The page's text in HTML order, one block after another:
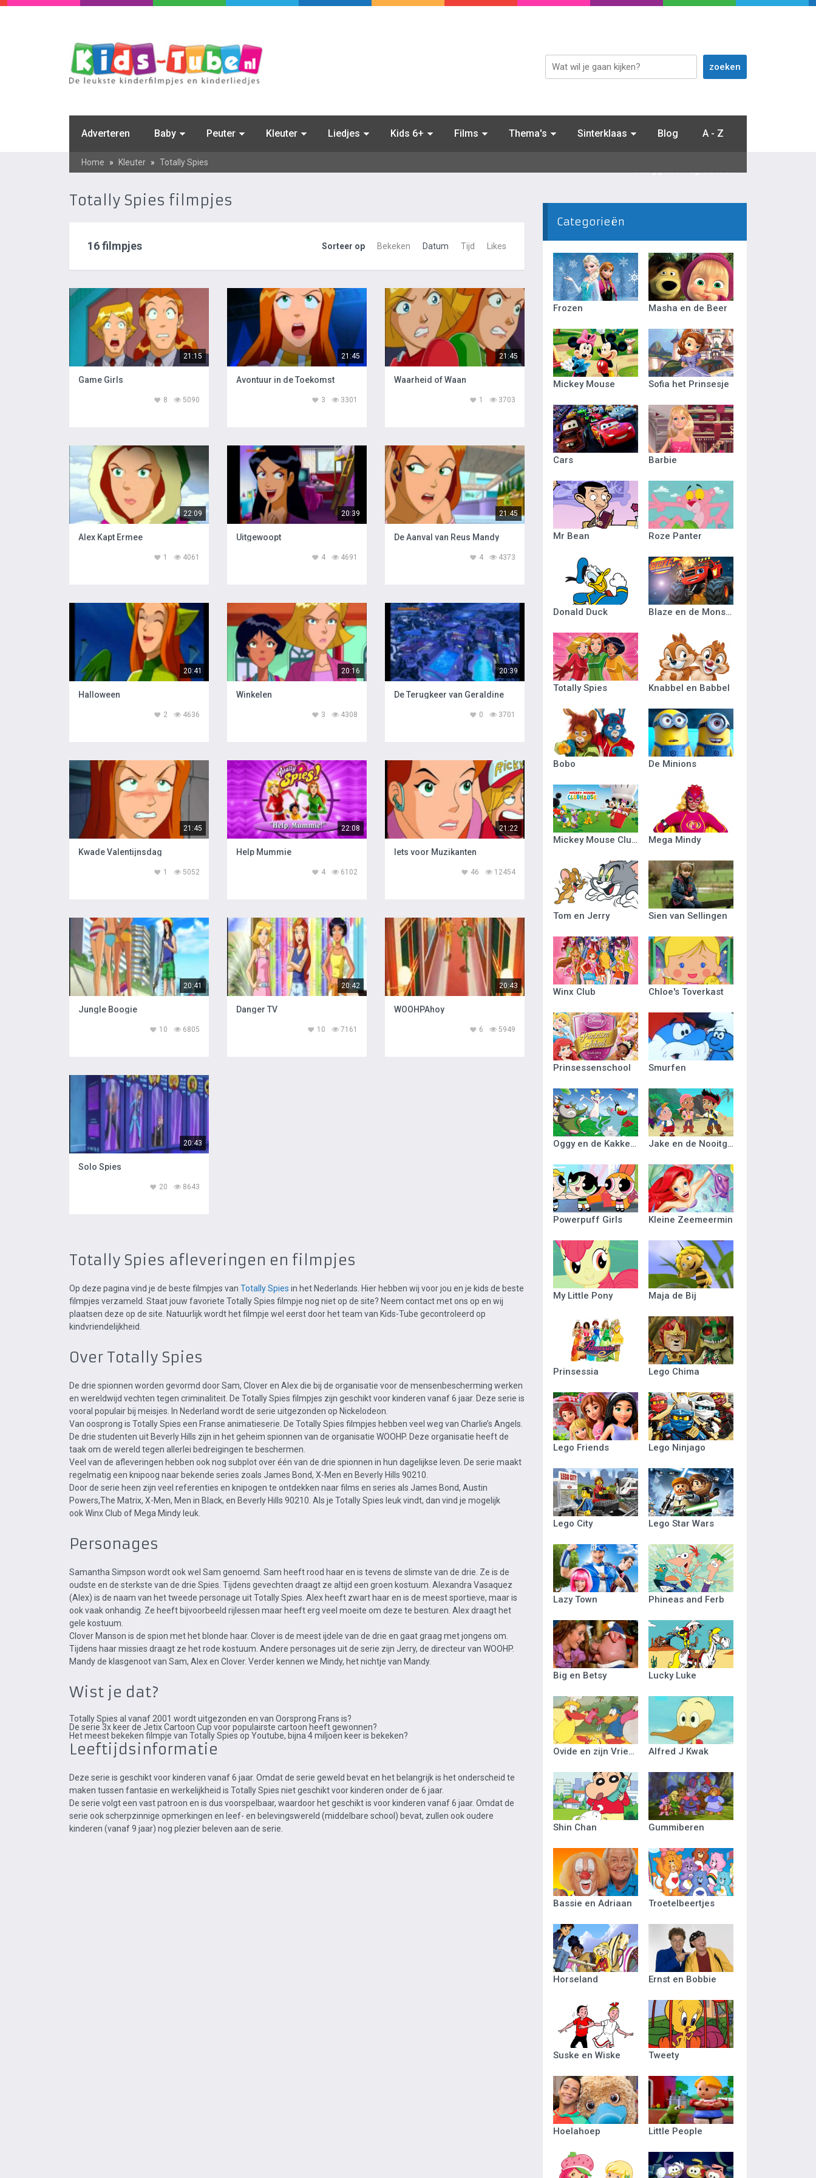
Adverteren Baby Peuter Kleuter Liedjes Kids 6+ Films Thema's Sinterklaas Blog A - Z
Inloggen / Registreren
Home » Kleuter » Totally Spies
Totally Spies filmpjes
16 filmpjes Sorteer op Bekeken Datum Tijd Likes
21:15
Game Girls
5090
8
21:45
Avontuur in de Toekomst
3301
3
21:45
Waarheid of Waan
3703
1
22:09
Alex Kapt Ermee
4061
1
20:39
Uitgewoopt
4691
4
21:45
De Aanval van Reus Mandy
4373
4
20:41
Halloween
4636
2
20:16
Winkelen
4308
3
20:39
De Terugkeer van Geraldine
3701
0
21:45
Kwade Valentijnsdag
5052
1
22:08
Help Mummie
6102
4
21:22
Iets voor Muzikanten
12454
46
20:41
Jungle Boogie
6805
10
20:42
Danger TV
7161
10
20:43
WOOHPAhoy
5949
6
20:43
Solo Spies
8643
20
Totally Spies afleveringen en filmpjes
Op deze pagina vind je de beste filmpjes van Totally Spies in het Nederlands. Hier hebben wij voor jou en je kids de beste
filmpjes verzameld. Staat jouw favoriete Totally Spies filmpje nog niet op de site? Neem contact met ons op en wij
plaatsen deze op de site. Natuurlijk wordt het filmpje wel eerst door het team van Kids-Tube gecontroleerd op
kindvriendelijkheid.
Over Totally Spies
De drie spionnen worden gevormd door Sam, Clover en Alex die bij de organisatie voor de mensenbescherming werken
en wereldwijd vechten tegen criminaliteit. De Totally Spies filmpjes zijn geschikt voor kinderen vanaf 6 jaar. Deze serie is
vooral populair bij meisjes. In Nederland wordt de serie uitgezonden op Nickelodeon.
Van oosprong is Totally Spies een Franse animatieserie. De Totally Spies filmpjes hebben veel weg van Charlie’s Angels.
De drie studenten uit Beverly Hills zijn in het geheim spionnen van de organisatie WOOHP. Deze organisatie heeft de
taak om de wereld tegen allerlei bedreigingen te beschermen.
Veel van de afleveringen hebben ook nog subplot over één van de drie spionnen in hun dagelijkse leven. De serie maakt
regelmatig een knipoog naar bekende series zoals James Bond, X-Men en Beverly Hills 90210.
Door de serie heen zijn veel referenties en knipogen te ontdekken naar films en series als James Bond, Austin
Powers,The Matrix, X-Men, Men in Black, en Beverly Hills 90210. Als je Totally Spies leuk vindt, dan vind je mogelijk
ook Winx Club of Mega Mindy leuk.
Personages
Samantha Simpson wordt ook wel Sam genoemd. Sam heeft rood haar en is tevens de slimste van de drie. Ze is de
oudste en de sterkste van de drie Spies. Tijdens gevechten draagt ze altijd een groen kostuum. Alexandra Vasaquez
(Alex) is de naam van het tweede personage uit Totally Spies. Alex heeft zwart haar en is de meest sportieve, maar is
ook vaak onhandig. Ze heeft bijvoorbeeld rijlessen maar heeft erg veel moeite om deze te besturen. Alex draagt het
gele kostuum.
Clover Manson is de spion met het blonde haar. Clover is de meest ijdele van de drie en gaat graag met jongens om.
Tijdens haar missies draagt ze het rode kostuum. Andere personages uit de serie zijn Jerry, de directeur van WOOHP.
Mandy de klasgenoot van Sam, Alex en Clover. Verder kennen we Mindy, het nichtje van Mandy.
Wist je dat?
Totally Spies al vanaf 2001 wordt uitgezonden en van Oorsprong Frans is?
De serie 3x keer de Jetix Cartoon Cup voor populairste cartoon heeft gewonnen?
Het meest bekeken filmpje van Totally Spies op Youtube, bijna 4 miljoen keer is bekeken?
Leeftijdsinformatie
Deze serie is geschikt voor kinderen vanaf 6 jaar. Omdat de serie geweld bevat en het belangrijk is het onderscheid te
maken tussen fantasie en werkelijkheid is Totally Spies niet geschikt voor kinderen onder de 6 jaar.
De serie volgt een vast patroon en is dus voorspelbaar, waardoor het geschikt is voor kinderen vanaf 6 jaar. Omdat de
serie ook scherpzinnige opmerkingen en leef- en belevingswereld (middelbare school) bevat, zullen ook oudere
kinderen (vanaf 9 jaar) nog plezier beleven aan de serie.
Categorieën
Frozen Masha en de Beer
Mickey Mouse Sofia het Prinsesje
Cars Barbie
Mr Bean Roze Panter
Donald Duck Blaze en de Monsterwielen
Totally Spies Knabbel en Babbel
Bobo De Minions
Mickey Mouse Clubhuis Mega Mindy
Tom en Jerry Sien van Sellingen
Winx Club Chloe's Toverkast
Prinsessenschool Smurfen
Oggy en de Kakkerlakken Jake en de Nooitgedacht Piraten
Powerpuff Girls Kleine Zeemeermin
My Little Pony Maja de Bij
Prinsessia Lego Chima
Lego Friends Lego Ninjago
Lego City Lego Star Wars
Lazy Town Phineas and Ferb
Big en Betsy Lucky Luke
Ovide en zijn Vriendjes Alfred J Kwak
Shin Chan Gummiberen
Bassie en Adriaan Troetelbeertjes
Horseland Ernst en Bobbie
Suske en Wiske Tweety
Hoelahoep Little People